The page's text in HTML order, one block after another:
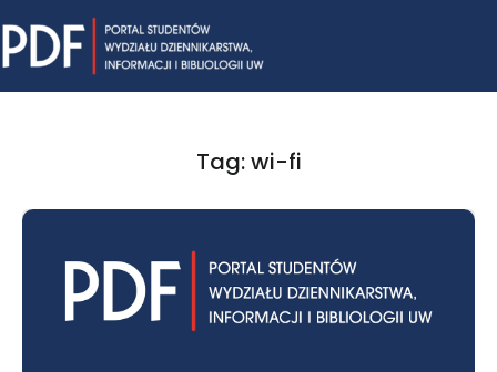
to
content
Tag: wi-fi